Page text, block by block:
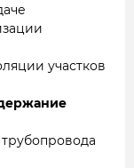
участков